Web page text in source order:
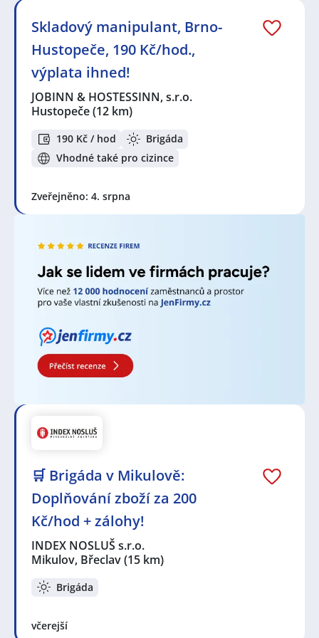
Seznam lokalit v zobrazených inzerátech:
Celá ČR,Brno, Velké Němčice,Hustopeče
Mikulov,
okres Břeclav,Blučina, Bohunice, Brno
Černovice, Brno,Trnitá, Brno,Břeclav
Slavkov u Brna,Znojmo
Skladový manipulant, Brno-
Hustopeče, 190 Kč/hod.,
výplata ihned!
JOBINN & HOSTESSINN, s.r.o.
Hustopeče(12 km)
190 Kč / hod
Brigáda
Vhodné také pro cizince
Zveřejněno: 4. srpna
🛒 Brigáda v Mikulově:
Doplňování zboží za 200
Kč/hod + zálohy!
INDEX NOSLUŠ s.r.o.
Mikulov, Břeclav(15 km)
Brigáda
včerejší